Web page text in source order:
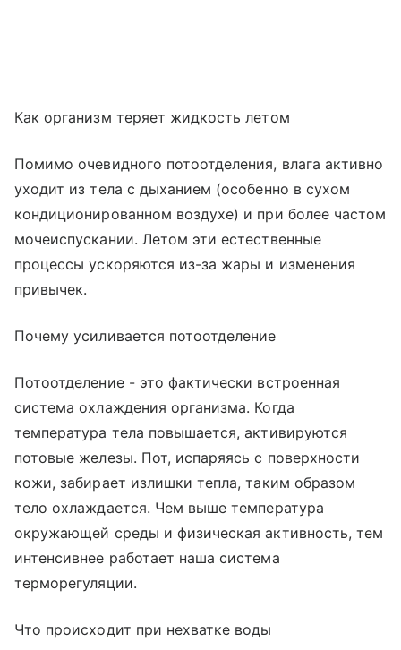
Как организм теряет жидкость летом
Помимо очевидного потоотделения, влага активно
уходит из тела с дыханием (особенно в сухом
кондиционированном воздухе) и при более частом
мочеиспускании. Летом эти естественные
процессы ускоряются из-за жары и изменения
привычек.
Почему усиливается потоотделение
Потоотделение - это фактически встроенная
система охлаждения организма. Когда
температура тела повышается, активируются
потовые железы. Пот, испаряясь с поверхности
кожи, забирает излишки тепла, таким образом
тело охлаждается. Чем выше температура
окружающей среды и физическая активность, тем
интенсивнее работает наша система
терморегуляции.
Что происходит при нехватке воды